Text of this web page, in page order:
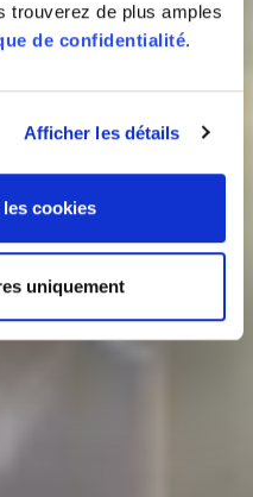
trouverez de plus amples
de confidentialité.
Afficher les détails
cookies
uniquement